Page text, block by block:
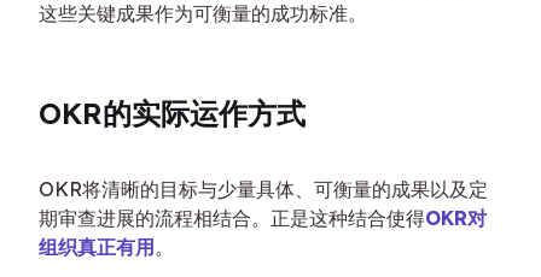
这些关键成果作为可衡量的成功标准。
OKR的实际运作方式
OKR将清晰的目标与少量具体、可衡量的成果以及定
期审查进展的流程相结合。正是这种结合使得OKR对
组织真正有用 。